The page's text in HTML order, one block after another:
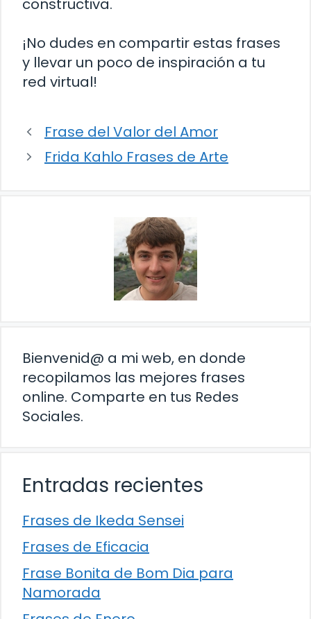
constructiva.
¡No dudes en compartir estas frases
y llevar un poco de inspiración a tu
red virtual!
Frase del Valor del Amor
Frida Kahlo Frases de Arte
Bienvenid@ a mi web, en donde
recopilamos las mejores frases
online. Comparte en tus Redes
Sociales.
Entradas recientes
Frases de Ikeda Sensei
Frases de Eficacia
Frase Bonita de Bom Dia para
Namorada